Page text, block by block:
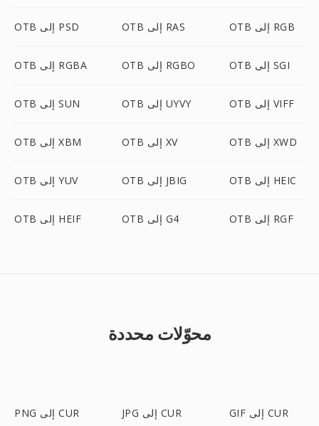
OTB إلى PSD OTB إلى RAS OTB إلى RGB
OTB إلى RGBA OTB إلى RGBO OTB إلى SGI
OTB إلى SUN OTB إلى UYVY OTB إلى VIFF
OTB إلى XBM OTB إلى XV OTB إلى XWD
OTB إلى YUV OTB إلى JBIG OTB إلى HEIC
OTB إلى HEIF OTB إلى G4 OTB إلى RGF
محوّلات محددة
PNG إلى CUR JPG إلى CUR GIF إلى CUR